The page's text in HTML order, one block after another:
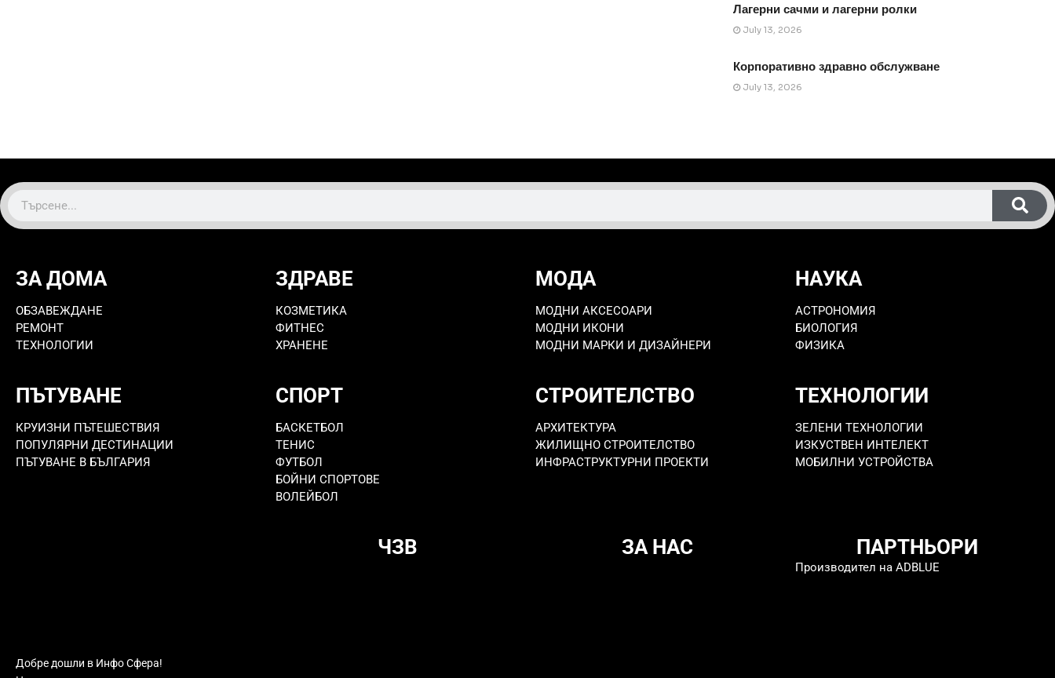
Лагерни сачми и лагерни ролки
July 13, 2026
Корпоративно здравно обслужване
July 13, 2026
ЗА ДОМА
ОБЗАВЕЖДАНЕ
РЕМОНТ
ТЕХНОЛОГИИ
ЗДРАВЕ
КОЗМЕТИКА
ФИТНЕС
ХРАНЕНЕ
МОДА
МОДНИ АКСЕСОАРИ
МОДНИ ИКОНИ
МОДНИ МАРКИ И ДИЗАЙНЕРИ
НАУКА
АСТРОНОМИЯ
БИОЛОГИЯ
ФИЗИКА
ПЪТУВАНЕ
КРУИЗНИ ПЪТЕШЕСТВИЯ
ПОПУЛЯРНИ ДЕСТИНАЦИИ
ПЪТУВАНЕ В БЪЛГАРИЯ
СПОРТ
БАСКЕТБОЛ
ТЕНИС
ФУТБОЛ
БОЙНИ СПОРТОВЕ
ВОЛЕЙБОЛ
СТРОИТЕЛСТВО
АРХИТЕКТУРА
ЖИЛИЩНО СТРОИТЕЛСТВО
ИНФРАСТРУКТУРНИ ПРОЕКТИ
ТЕХНОЛОГИИ
ЗЕЛЕНИ ТЕХНОЛОГИИ
ИЗКУСТВЕН ИНТЕЛЕКТ
МОБИЛНИ УСТРОЙСТВА
Добре дошли в Инфо Сфера!
ЧЗВ ЗА НАС ПАРТНЬОРИ
Производител на ADBLUE